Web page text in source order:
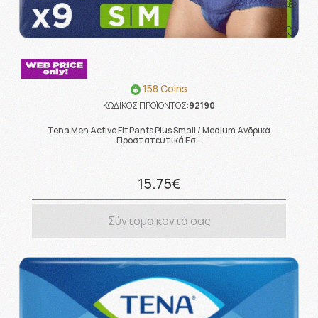
158 Coins
ΚΩΔΙΚΟΣ ΠΡΟΪΟΝΤΟΣ:92190
Tena Men Active Fit Pants Plus Small / Medium Ανδρικά
Προστατευτικά Εσ …
15.75€
Σύντομα κοντά σας